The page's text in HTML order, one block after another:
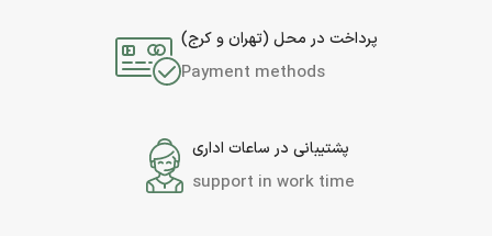
پرداخت در محل (تهران و کرج)
Payment methods
پشتیبانی در ساعات اداری
support in work time